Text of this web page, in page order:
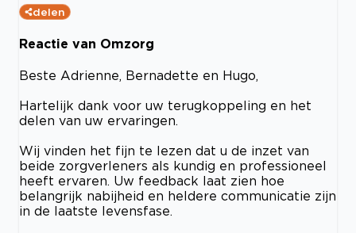
delen
Reactie van Omzorg
Beste Adrienne, Bernadette en Hugo,
Hartelijk dank voor uw terugkoppeling en het
delen van uw ervaringen.
Wij vinden het fijn te lezen dat u de inzet van
beide zorgverleners als kundig en professioneel
heeft ervaren. Uw feedback laat zien hoe
belangrijk nabijheid en heldere communicatie zijn
in de laatste levensfase.